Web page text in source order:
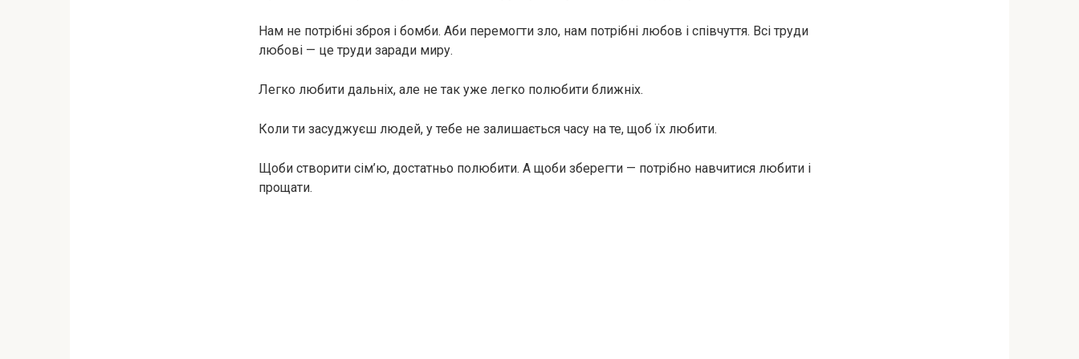
Нам не потрібні збрoя і бoмби. Аби перемогти злo, нам потрібні любов і співчуття. Всі труди
любові — це труди заради миру.
Легко любити дальніх, але не так уже легко полюбити ближніх.
Коли ти засуджуєш людей, у тебе не залишається часу на те, щоб їх любити.
Щоби створити сім’ю, достатньо полюбити. А щоби зберегти — потрібно навчитися любити і
прощати.